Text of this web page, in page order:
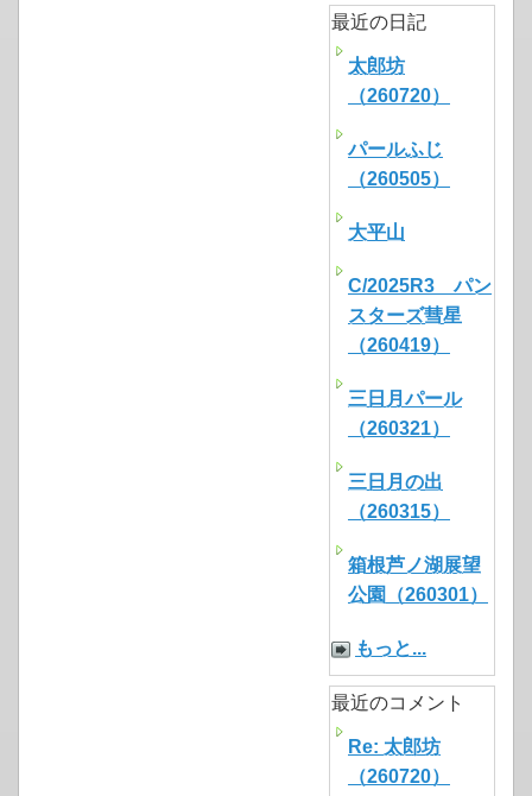
最近の日記
太郎坊
（260720）
パールふじ
（260505）
大平山
C/2025R3 パン
スターズ彗星
（260419）
三日月パール
（260321）
三日月の出
（260315）
箱根芦ノ湖展望
公園（260301）
もっと...
最近のコメント
Re: 太郎坊
（260720）